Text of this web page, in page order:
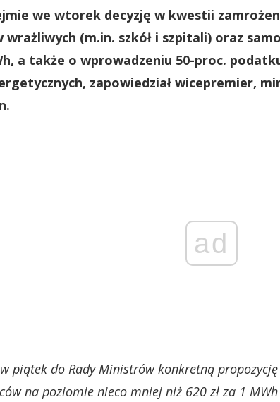
we wtorek decyzję w kwestii
wrażliwych (m.in. szkół i szpitali) oraz
a także o wprowadzeniu 50-proc.
zapowiedział wicepremier,
ad
w piątek do Rady Ministrów konkretną
na poziomie nieco mniej niż 620 zł za 1